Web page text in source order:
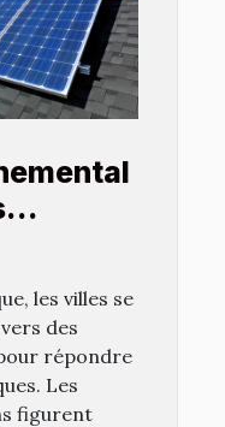
les villes se
des
répondre
Les
figurent